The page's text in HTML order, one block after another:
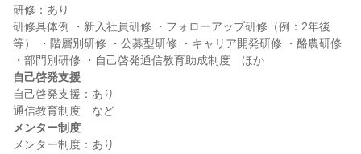
研修：あり
研修具体例 ・新入社員研修 ・フォローアップ研修（例：2年後
等） ・階層別研修 ・公募型研修 ・キャリア開発研修 ・酪農研修
自己啓発支援
自己啓発支援：あり
メンター制度
メンター制度：あり